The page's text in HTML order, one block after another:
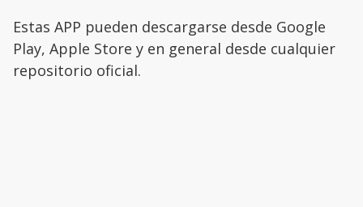
Estas APP pueden descargarse desde Google
Play, Apple Store y en general desde cualquier
repositorio oficial.